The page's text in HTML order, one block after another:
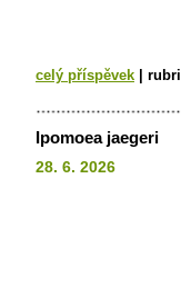
celý příspěvek
Ipomoea jaegeri
28. 6. 2026